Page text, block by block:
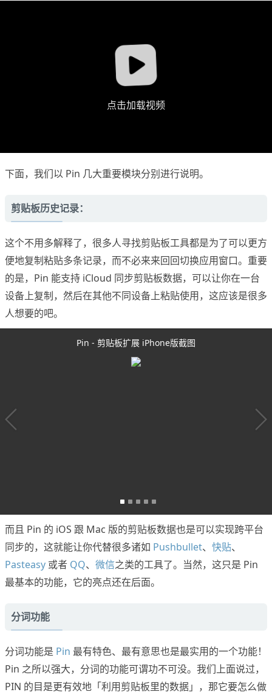
点击加载视频
下面，我们以 Pin 几大重要模块分别进行说明。
剪贴板历史记录：
这个不用多解释了，很多人寻找剪贴板工具都是为了可以更方
便地复制粘贴多条记录，而不必来来回回切换应用窗口。重要
的是，Pin 能支持 iCloud 同步剪贴板数据，可以让你在一台
设备上复制，然后在其他不同设备上粘贴使用，这应该是很多
人想要的吧。
Pin - 剪贴板扩展 iPhone版截图
而且 Pin 的 iOS 跟 Mac 版的剪贴板数据也是可以实现跨平台
同步的，这就能让你代替很多诸如 Pushbullet、 快贴、
Pasteasy 或者 QQ、 微信之类的工具了。当然，这只是 Pin
最基本的功能，它的亮点还在后面。
分词功能
分词功能是 Pin 最有特色、最有意思也是最实用的一个功能！
Pin 之所以强大，分词的功能可谓功不可没。我们上面说过，
PIN 的目是更有效地「利用剪贴板里的数据」，那它要怎么做